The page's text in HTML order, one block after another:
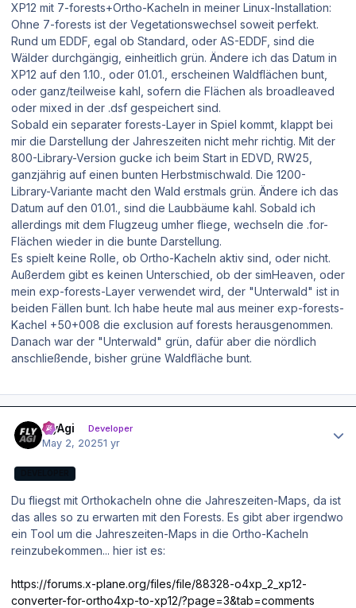
XP12 mit 7-forests+Ortho-Kacheln in meiner Linux-Installation:
Ohne 7-forests ist der Vegetationswechsel soweit perfekt.
Rund um EDDF, egal ob Standard, oder AS-EDDF, sind die
Wälder durchgängig, einheitlich grün. Ändere ich das Datum in
XP12 auf den 1.10., oder 01.01., erscheinen Waldflächen bunt,
oder ganz/teilweise kahl, sofern die Flächen als broadleaved
oder mixed in der .dsf gespeichert sind.
Sobald ein separater forests-Layer in Spiel kommt, klappt bei
mir die Darstellung der Jahreszeiten nicht mehr richtig. Mit der
800-Library-Version gucke ich beim Start in EDVD, RW25,
ganzjährig auf einen bunten Herbstmischwald. Die 1200-
Library-Variante macht den Wald erstmals grün. Ändere ich das
Datum auf den 01.01., sind die Laubbäume kahl. Sobald ich
allerdings mit dem Flugzeug umher fliege, wechseln die .for-
Flächen wieder in die bunte Darstellung.
Es spielt keine Rolle, ob Ortho-Kacheln aktiv sind, oder nicht.
Außerdem gibt es keinen Unterschied, ob der simHeaven, oder
mein exp-forests-Layer verwendet wird, der "Unterwald" ist in
beiden Fällen bunt. Ich habe heute mal aus meiner exp-forests-
Kachel +50+008 die exclusion auf forests herausgenommen.
Danach war der "Unterwald" grün, dafür aber die nördlich
anschließende, bisher grüne Waldfläche bunt.
FlyAgi Developer
May 2, 20251 yr
Du fliegst mit Orthokacheln ohne die Jahreszeiten-Maps, da ist
das alles so zu erwarten mit den Forests. Es gibt aber irgendwo
ein Tool um die Jahreszeiten-Maps in die Ortho-Kacheln
reinzubekommen... hier ist es:
https://forums.x-plane.org/files/file/88328-o4xp_2_xp12-
converter-for-ortho4xp-to-xp12/?page=3&tab=comments